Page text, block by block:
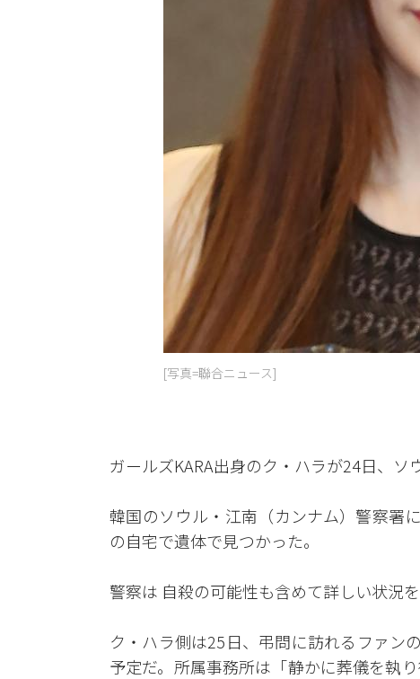
[写真=聯合ニュース]
ガールズKARA出身のク・ハラが24日、ソ
韓国のソウル・江南（カンナム）警察署
の自宅で遺体で見つかった。
警察は 自殺の可能性も含めて詳しい状況を
ク・ハラ側は25日、弔問に訪れるファン
予定だ。所属事務所は「静かに葬儀を執